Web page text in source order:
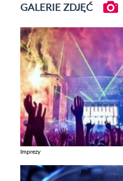
GALERIE ZDJĘĆ
Imprezy